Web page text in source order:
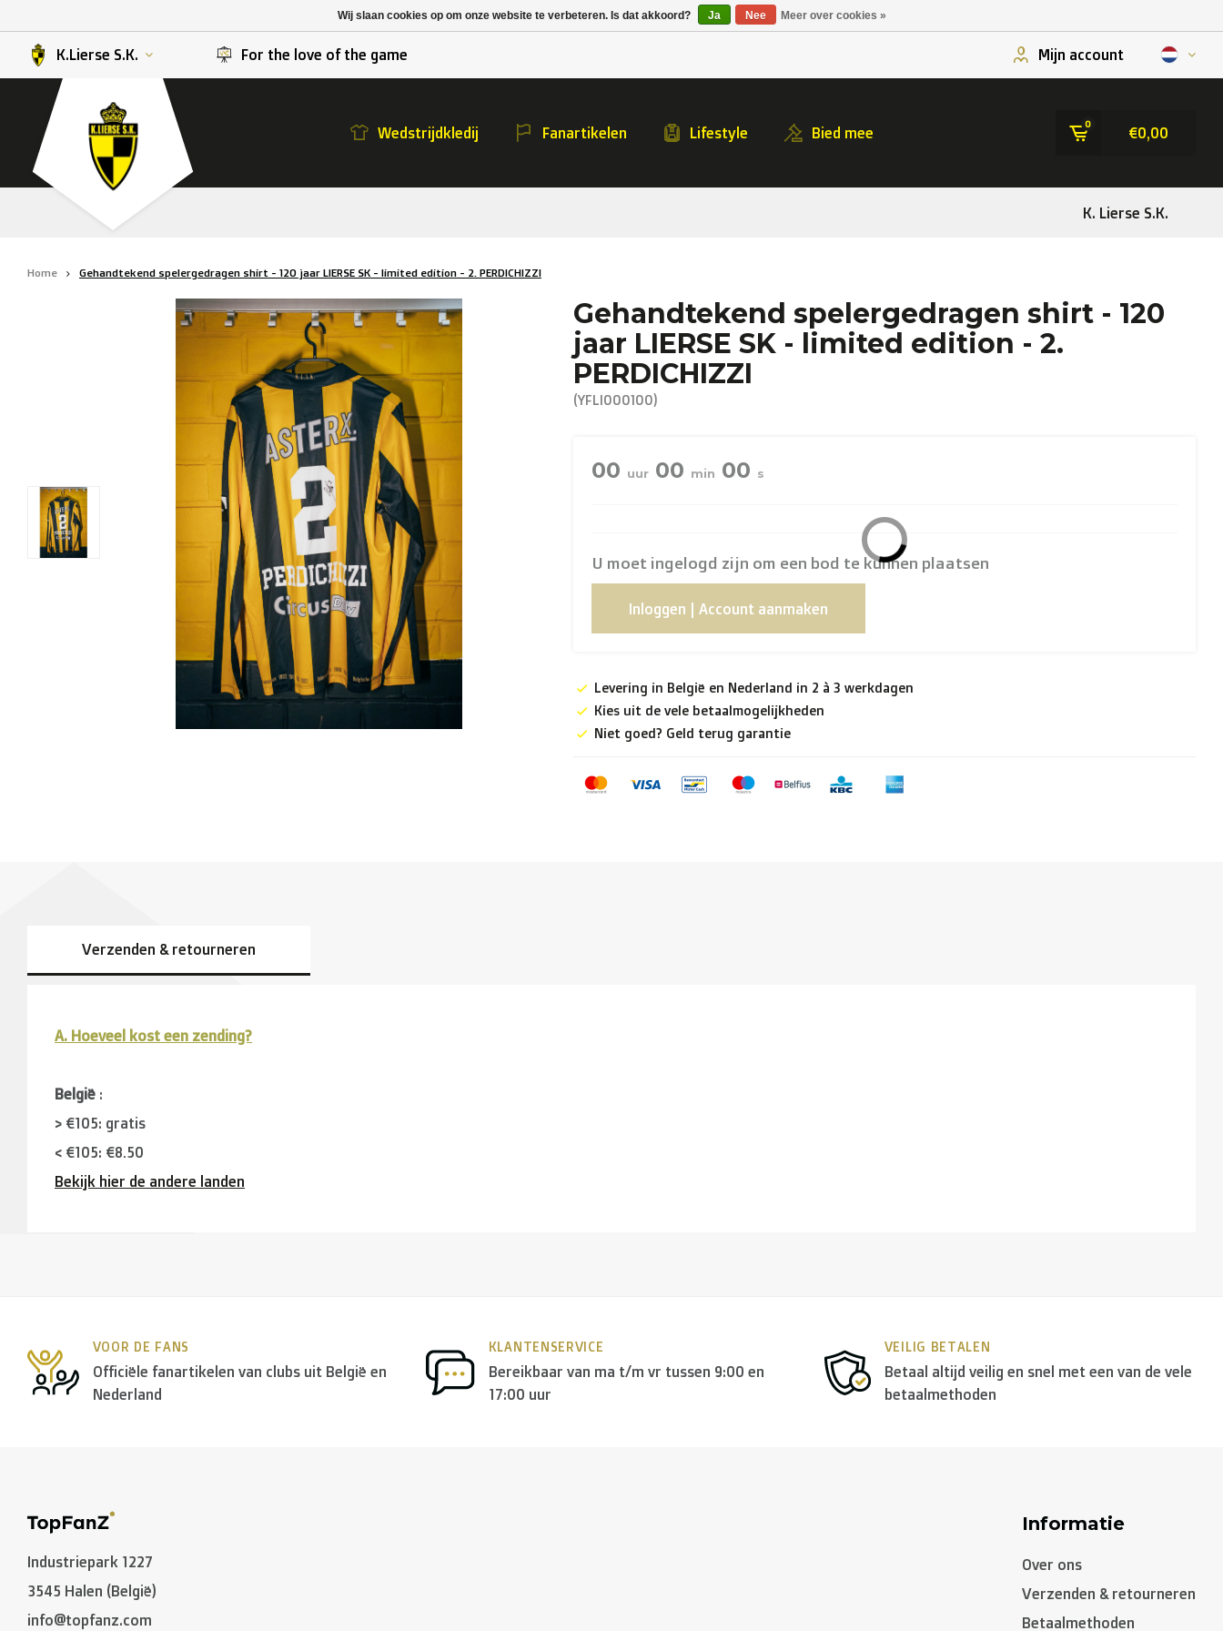
K.Lierse S.K.
/Fenix Premier Tech
Evenepoel
For the love of the game Mijn account
Wedstrijdkledij Fanartikelen Lifestyle Bied mee
0
€0,00
K. Lierse S.K.
Home Gehandtekend spelergedragen shirt - 120 jaar LIERSE SK - limited edition - 2. PERDICHIZZI
Gehandtekend spelergedragen shirt - 120
jaar LIERSE SK - limited edition - 2.
PERDICHIZZI
(YFLI000100)
00 uur 00 min 00 s
U moet ingelogd zijn om een bod te kunnen plaatsen
Inloggen | Account aanmaken
Levering in België en Nederland in 2 à 3 werkdagen
Kies uit de vele betaalmogelijkheden
Niet goed? Geld terug garantie
Verzenden & retourneren
A. Hoeveel kost een zending?
België :
> €105: gratis
< €105: €8,50
> €150: gratis
< €150: €8,50
< €199: €25
Rest van Europa + Middellands Zeegebied + Zwitserland + USA
Rest van de wereld + Canada
Bekijk hier de andere landen
VOOR DE FANS
Officiële fanartikelen van clubs uit België en
Nederland
KLANTENSERVICE
Bereikbaar van ma t/m vr tussen 9:00 en
17:00 uur
VEILIG BETALEN
Betaal altijd veilig en snel met een van de vele
betaalmethoden
Industriepark 1227
3545 Halen (België)
info@topfanz.com
Informatie
Over ons
Verzenden & retourneren
Betaalmethoden
Wij slaan cookies op om onze website te verbeteren. Is dat akkoord? Ja Nee Meer over cookies »